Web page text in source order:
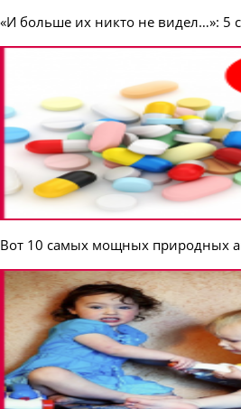
«И больше их никто не видел…»: 5
Вот 10 самых мощных природных